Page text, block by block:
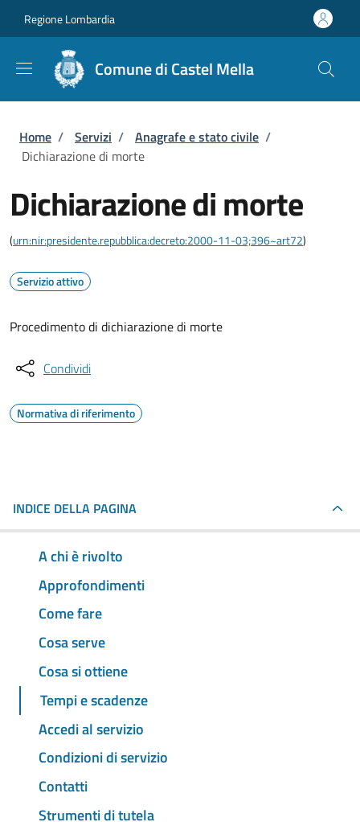
Regione Lombardia
Comune di Castel Mella
Briciole di pane
Home / Servizi / Anagrafe e stato civile /
Dichiarazione di morte
Dichiarazione di morte
(urn:nir:presidente.repubblica:decreto:2000-11-03;396~art72)
Servizio attivo
Procedimento di dichiarazione di morte
Condividi
Normativa di riferimento
INDICE DELLA PAGINA
A chi è rivolto
Approfondimenti
Come fare
Cosa serve
Cosa si ottiene
Tempi e scadenze
Accedi al servizio
Condizioni di servizio
Contatti
Strumenti di tutela